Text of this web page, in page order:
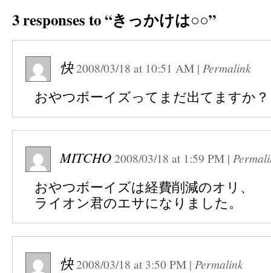
3 responses to “きっかけは○○”
快2008/03/18 at 10:51 AM | Permalink
おやつボーイズってまだ出てますか？
MITCHO2008/03/18 at 1:59 PM |
おやつボーイズは経費削減のオリ、
ライオン君のエサになりました。
快2008/03/18 at 3:50 PM | Permalink